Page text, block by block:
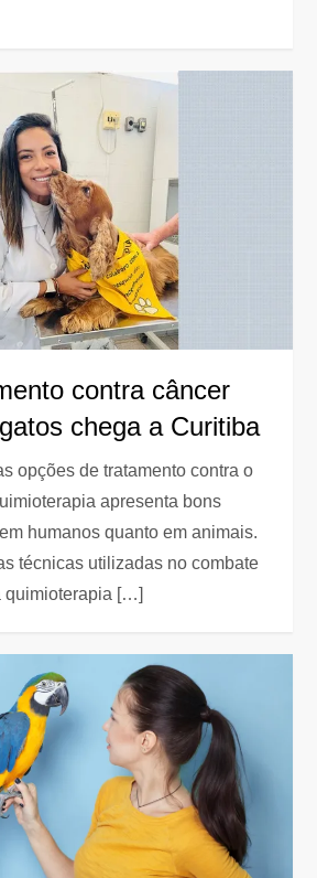
contra câncer
chega a Curitiba
opções de tratamento contra o
apresenta bons
humanos quanto em animais.
técnicas utilizadas no combate
quimioterapia […]